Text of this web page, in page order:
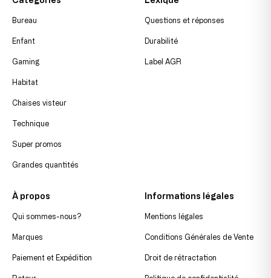
Bureau
Enfant
Gaming
Habitat
Chaises visteur
Technique
Super promos
Grandes quantités
Questions et réponses
Durabilité
Label AGR
À propos
Qui sommes-nous?
Marques
Paiement et Expédition
Informations légales
Mentions légales
Conditions Générales de Vente
Droit de rétractation